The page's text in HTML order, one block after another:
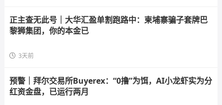
正主查无此号｜大华汇盈单割跑路中：柬埔寨骗子套牌巴
黎狮集团，你的本金已
3天前
预警｜拜尔交易所Buyerex：“0撸”为饵，AI小龙虾实为分
红资金盘，已运行两月